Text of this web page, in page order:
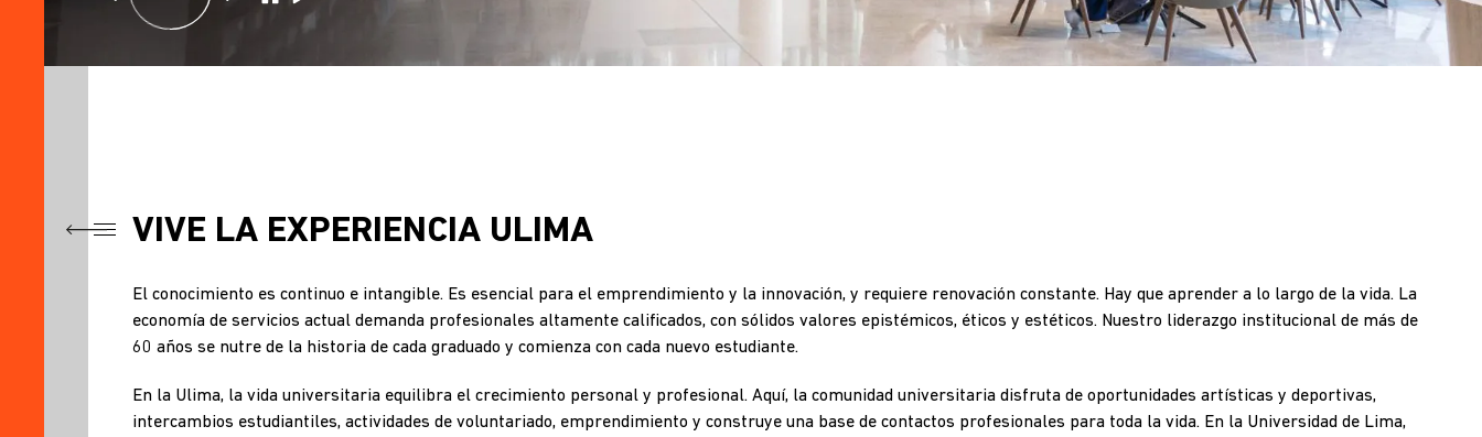
TÍTULO
EXPERIENCIA
CARRERAS
VIVE LA EXPERIENCIA ULIMA
El conocimiento es continuo e intangible. Es esencial para el emprendimiento y la innovación, y requiere renovación constante. Hay que aprender a lo largo de la vida. La
economía de servicios actual demanda profesionales altamente calificados, con sólidos valores epistémicos, éticos y estéticos. Nuestro liderazgo institucional de más de
60 años se nutre de la historia de cada graduado y comienza con cada nuevo estudiante.
En la Ulima, la vida universitaria equilibra el crecimiento personal y profesional. Aquí, la comunidad universitaria disfruta de oportunidades artísticas y deportivas,
intercambios estudiantiles, actividades de voluntariado, emprendimiento y construye una base de contactos profesionales para toda la vida. En la Universidad de Lima,